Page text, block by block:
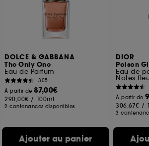
DOLCE & GABBANA
The Only One
Eau de Parfum
305
À partir de87,00€
290,00€ / 100ml
2 contenances disponibles
Ajouter au panier
DIOR
Poison
Eau de
Notes
À partir de
306,67€ /
3